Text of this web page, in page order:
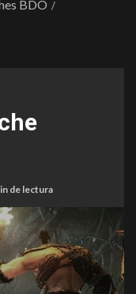
BDO
de lectura